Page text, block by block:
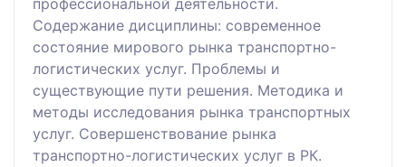
профессиональной деятельности.
Содержание дисциплины: современное
состояние мирового рынка транспортно-
логистических услуг. Проблемы и
существующие пути решения. Методика и
методы исследования рынка транспортных
услуг. Совершенствование рынка
транспортно-логистических услуг в РК.